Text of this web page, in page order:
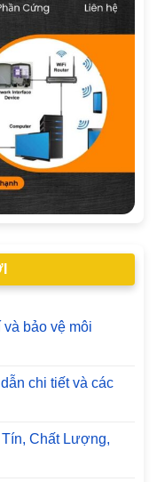
bảo vệ môi
chi tiết và các
Chất Lượng,